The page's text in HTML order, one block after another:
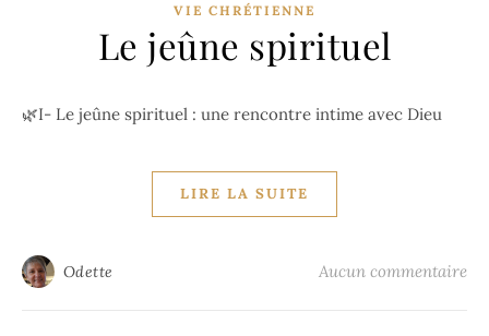
VIE CHRÉTIENNE
Le jeûne spirituel
🌿I- Le jeûne spirituel : une rencontre intime avec Dieu
LIRE LA SUITE
Odette Aucun commentaire